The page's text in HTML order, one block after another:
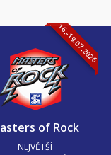
16.-19.07.2026
of Rock
NEJVĚTŠÍ